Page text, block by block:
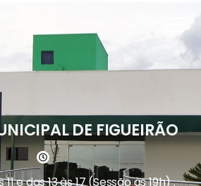
DE FIGUEIRÃO
e das 13 às 17 (Sessão às 19h) .